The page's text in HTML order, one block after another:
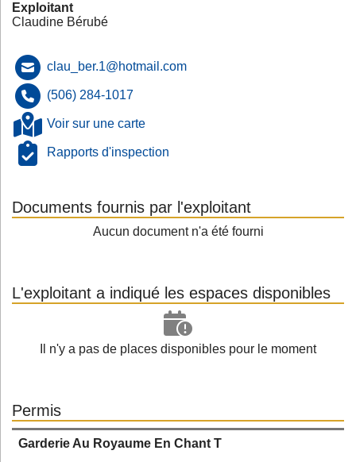
Exploitant
Claudine Bérubé
clau_ber.1@hotmail.com
(506) 284-1017
Voir sur une carte
Rapports d'inspection
Documents fournis par l'exploitant
Aucun document n'a été fourni
L'exploitant a indiqué les espaces disponibles
Il n'y a pas de places disponibles pour le moment
Permis
Garderie Au Royaume En Chant T